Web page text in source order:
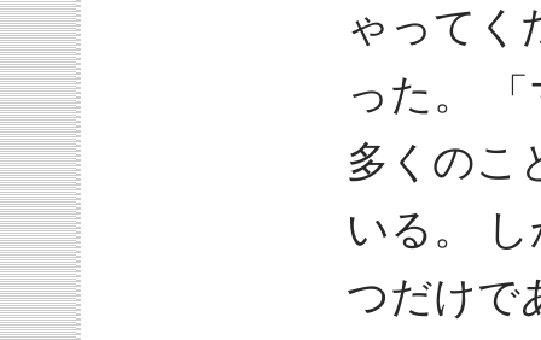
ゃってく
った。
多くのこ
いる。
つだけで